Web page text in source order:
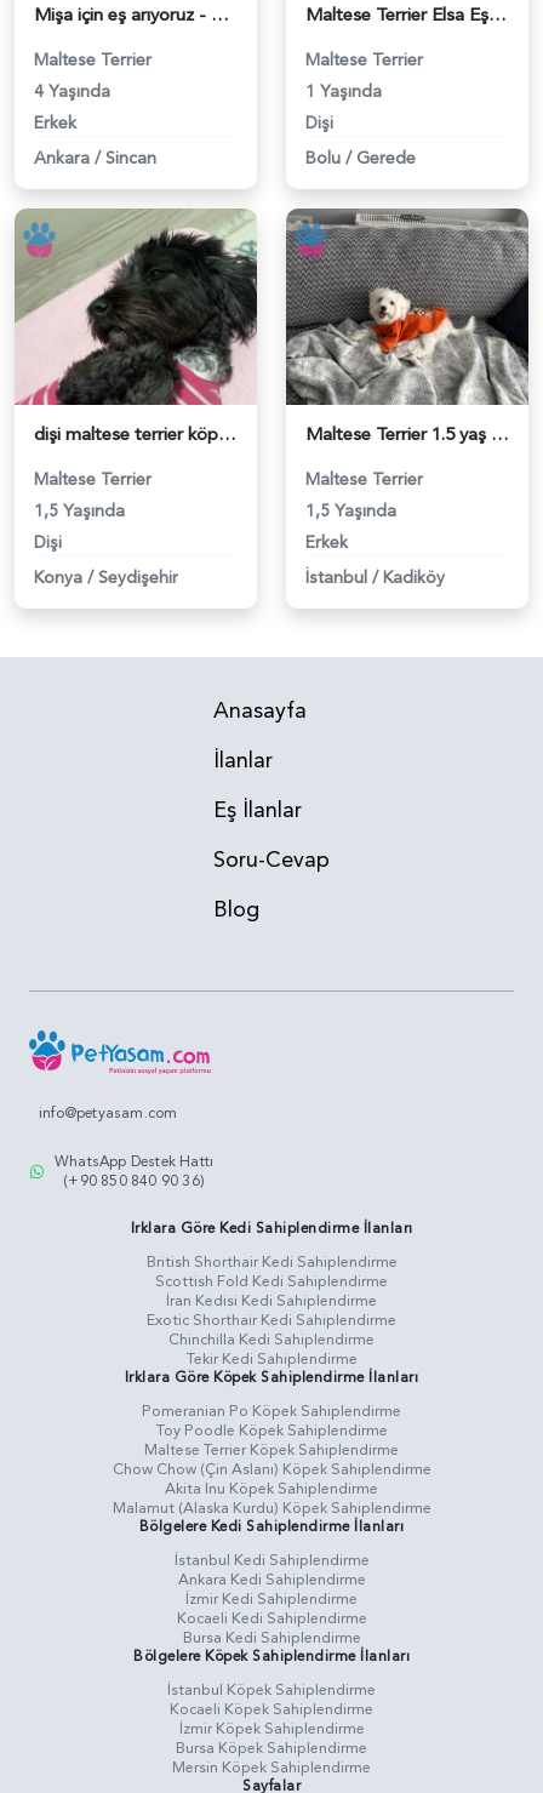
Mişa için eş arıyoruz - 118983473
Maltese Terrier
4 Yaşında
Erkek
Ankara / Sincan
Maltese Terrier Elsa Eş Arıyor - 118983158
Maltese Terrier
1 Yaşında
Dişi
Bolu / Gerede
dişi maltese terrier köpeğim için erkek eş arıyorum - 118983127
Maltese Terrier
1,5 Yaşında
Dişi
Konya / Seydişehir
Maltese Terrier 1.5 yaş Erkek acil eş - 118983107
Maltese Terrier
1,5 Yaşında
Erkek
İstanbul / Kadiköy
Anasayfa
İlanlar
Eş İlanlar
Soru-Cevap
Blog
info@petyasam.com
WhatsApp Destek Hattı
(+90 850 840 90 36)
Irklara Göre Kedi Sahiplendirme İlanları
British Shorthair Kedi Sahiplendirme
Scottish Fold Kedi Sahiplendirme
İran Kedisi Kedi Sahiplendirme
Exotic Shorthair Kedi Sahiplendirme
Chinchilla Kedi Sahiplendirme
Tekir Kedi Sahiplendirme
Irklara Göre Köpek Sahiplendirme İlanları
Pomeranian Po Köpek Sahiplendirme
Toy Poodle Köpek Sahiplendirme
Maltese Terrier Köpek Sahiplendirme
Chow Chow (Çin Aslanı) Köpek Sahiplendirme
Akita Inu Köpek Sahiplendirme
Malamut (Alaska Kurdu) Köpek Sahiplendirme
Bölgelere Kedi Sahiplendirme İlanları
İstanbul Kedi Sahiplendirme
Ankara Kedi Sahiplendirme
İzmir Kedi Sahiplendirme
Kocaeli Kedi Sahiplendirme
Bursa Kedi Sahiplendirme
Bölgelere Köpek Sahiplendirme İlanları
İstanbul Köpek Sahiplendirme
Kocaeli Köpek Sahiplendirme
İzmir Köpek Sahiplendirme
Bursa Köpek Sahiplendirme
Mersin Köpek Sahiplendirme
Sayfalar